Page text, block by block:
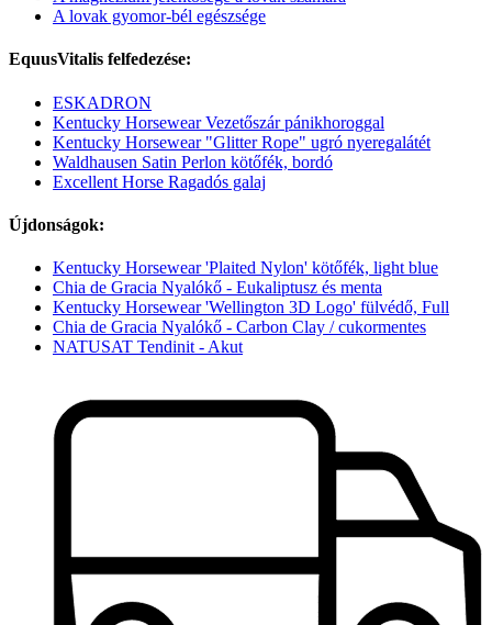
A lovak gyomor-bél egészsége
EquusVitalis felfedezése:
ESKADRON
Kentucky Horsewear Vezetőszár pánikhoroggal
Kentucky Horsewear "Glitter Rope" ugró nyeregalátét
Waldhausen Satin Perlon kötőfék, bordó
Excellent Horse Ragadós galaj
Újdonságok:
Kentucky Horsewear 'Plaited Nylon' kötőfék, light blue
Chia de Gracia Nyalókő - Eukaliptusz és menta
Kentucky Horsewear 'Wellington 3D Logo' fülvédő, Full
Chia de Gracia Nyalókő - Carbon Clay / cukormentes
NATUSAT Tendinit - Akut